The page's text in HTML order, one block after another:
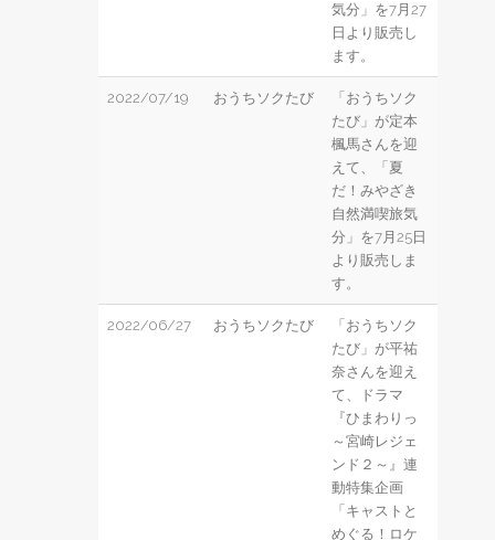
気分」を7月27
日より販売し
ます。
2022/07/19 おうちソクたび
「おうちソク
たび」が定本
楓馬さんを迎
えて、「夏
だ！みやざき
自然満喫旅気
分」を7月25日
より販売しま
す。
2022/06/27 おうちソクたび
「おうちソク
たび」が平祐
奈さんを迎え
て、ドラマ
『ひまわりっ
～宮崎レジェ
ンド２～』連
動特集企画
「キャストと
めぐる！ロケ